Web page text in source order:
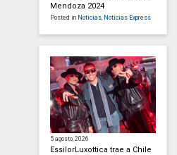
Mendoza 2024
Posted in Noticias Noticias Express
5 agosto, 2026
EssilorLuxottica trae a Chile